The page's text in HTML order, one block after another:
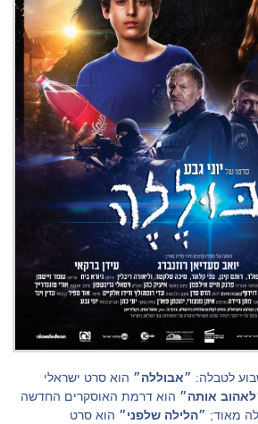
לטבלה: ״אבוללה״ הוא סרט ישראלי
אותה״ הוא דרמת האוסקרים החדשה
מאוד; ״הלילה שלפני״ הוא סרט